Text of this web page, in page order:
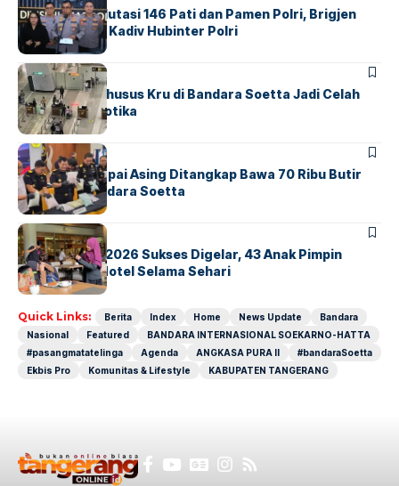
Mabes Polri Mutasi 146 Pati dan Pamen Polri, Brigjen
Untung Jabat Kadiv Hubinter Polri
BANDARABERITA
Ketika Jalur Khusus Kru di Bandara Soetta Jadi Celah
Sindikat Narkotika
BANDARA BERITA
Kopilot Maskapai Asing Ditangkap Bawa 70 Ribu Butir
Ekstasi di Bandara Soetta
BERITAINDEX
GM For A Day 2026 Sukses Digelar, 43 Anak Pimpin
Operasional Hotel Selama Sehari
Quick Links: Berita Index Home News Update
Bandara
Nasional
Featured
BANDARA INTERNASIONAL SOEKARNO-HATTA
#pasangmatatelinga
Agenda ANGKASA PURA II
#bandaraSoetta
Ekbis Pro
Komunitas & Lifestyle KABUPATEN TANGERANG